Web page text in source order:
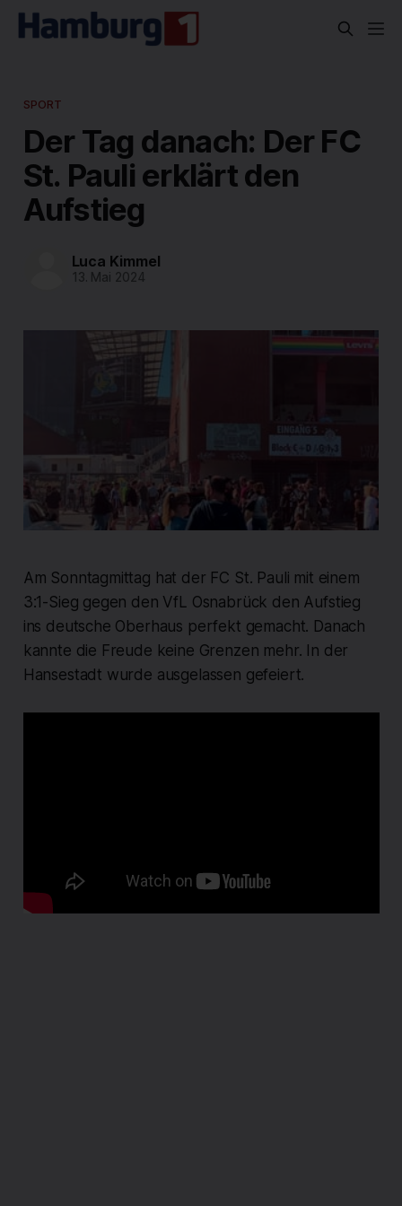
SPORT
Der Tag danach: Der FC
St. Pauli erklärt den
Aufstieg
Luca Kimmel
13. Mai 2024
Am Sonntagmittag hat der FC St. Pauli mit einem
3:1-Sieg gegen den VfL Osnabrück den Aufstieg
ins deutsche Oberhaus perfekt gemacht. Danach
kannte die Freude keine Grenzen mehr. In der
Hansestadt wurde ausgelassen gefeiert.